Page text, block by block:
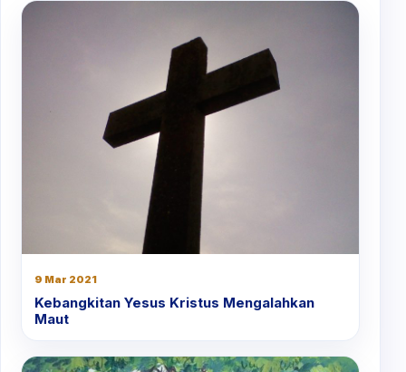
9 Mar 2021
Kebangkitan Yesus Kristus Mengalahkan
Maut